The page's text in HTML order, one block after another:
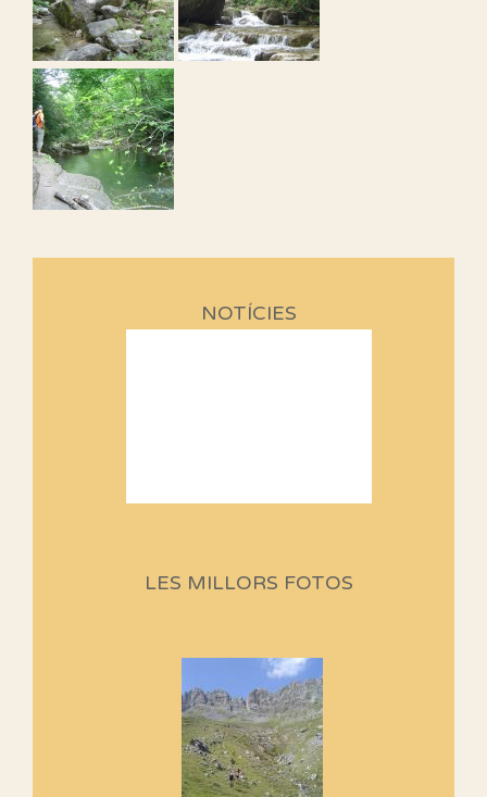
NOTÍCIES
Si no podem caminar, alguna
cosa hem de fer...
Els Centpeus signen el
Manifest a favor dels Camins
LES MILLORS FOTOS